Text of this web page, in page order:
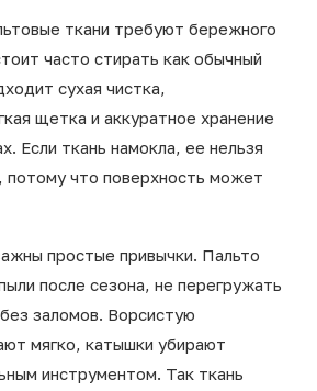
ткани требуют бережного
часто стирать как обычный
сухая чистка,
щетка и аккуратное хранение
Если ткань намокла, ее нельзя
потому что поверхность может
простые привычки. Пальто
после сезона, не перегружать
заломов. Ворсистую
мягко, катышки убирают
инструментом. Так ткань